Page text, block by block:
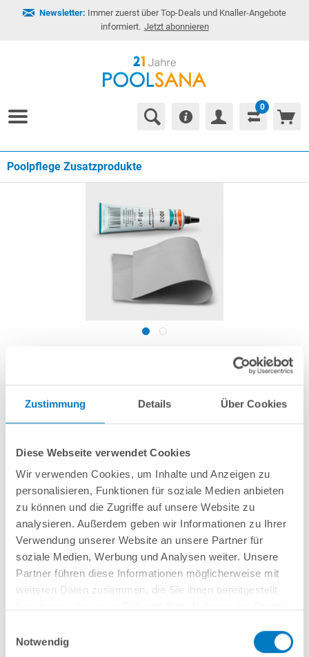
Zustimmung Details Über Cookies
Diese Webseite verwendet Cookies
Wir verwenden Cookies, um Inhalte und Anzeigen zu
personalisieren, Funktionen für soziale Medien anbieten
zu können und die Zugriffe auf unsere Website zu
analysieren. Außerdem geben wir Informationen zu Ihrer
Verwendung unserer Website an unsere Partner für
soziale Medien, Werbung und Analysen weiter. Unsere
Partner führen diese Informationen möglicherweise mit
weiteren Daten zusammen, die Sie ihnen bereitgestellt
Notwendig
Newsletter: Immer zuerst über Top-Deals und Knaller-Angebote
informiert. Jetzt abonnieren
0
Poolpflege Zusatzprodukte
Folien-Reparaturset mit grauer Folie
Artikel-Nr.: 252737
14,99 € *
(-25,01% vom UVP)
UVP: 19,99 € *
inkl. gesetzlicher MwSt.zzgl. Versandkosten; ab 99,- frachtfrei
Lieferung in ca. 1-3 Arbeitstagen
Zum Flicken von Pool-Folien (auch unter Wasser anwendbar): technicoll
8002 PVC-Klebstoff in 38 g Tube + ca. 30 x 18 cm großes Folienstück in